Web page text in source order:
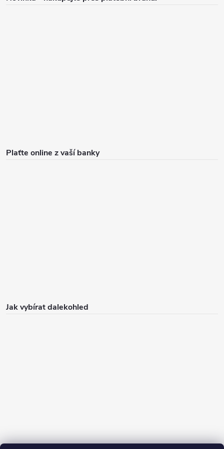
Plaťte online z vaší banky
Jak vybírat dalekohled